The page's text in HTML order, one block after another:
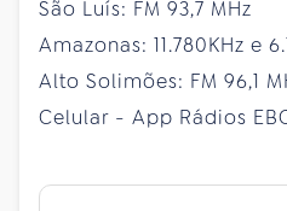
São Luís: FM 93,7 MHz
Amazonas: 11.780KHz e
Alto Solimões: FM 96,1
Celular - App Rádios